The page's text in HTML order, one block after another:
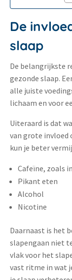
De
slaap
De belangrijkste
gezonde slaap.
alle juiste
lichaam en voor
Uiteraard is dat
van grote invloed
kun je beter
Cafeïne, zoals
Pikant eten
Alcohol
Nicotine
Daarnaast is het
slapengaan niet
vlak voor het
vast ritme in wat